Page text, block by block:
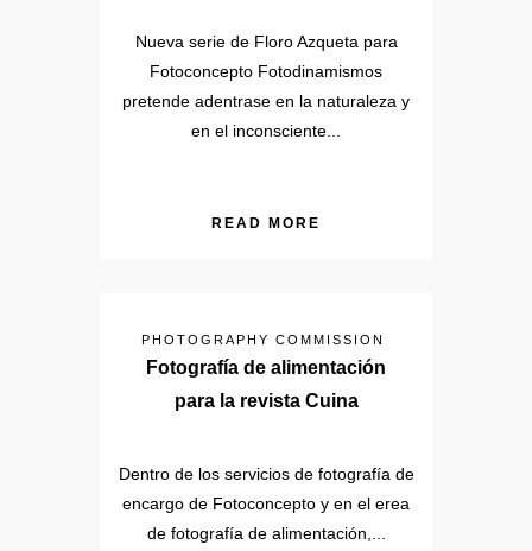
Nueva serie de Floro Azqueta para
Fotoconcepto Fotodinamismos
pretende adentrase en la naturaleza y
en el inconsciente...
READ MORE
PHOTOGRAPHY COMMISSION
Fotografía de alimentación
para la revista Cuina
Dentro de los servicios de fotografía de
encargo de Fotoconcepto y en el erea
de fotografía de alimentación,...